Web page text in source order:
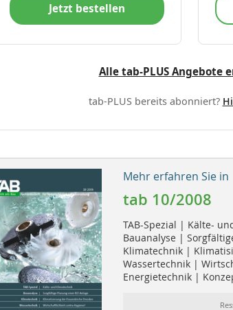
Jetzt bestellen
Alle tab-PLUS Angebote
tab-PLUS bereits abonniert?
Mehr erfahren Sie in
tab 10/2008
TAB-Spezial | Kälte-
Bauanalyse |
Klimatechnik |
Wassertechnik |
Energietechnik |